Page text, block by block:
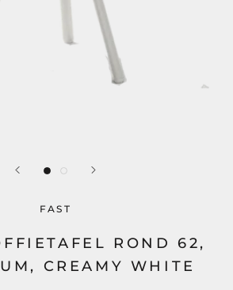
FAST
ROND 62,
CREAMY WHITE